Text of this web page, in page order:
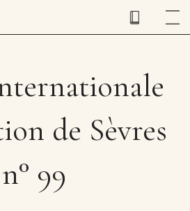
de Sèvres
n° 99